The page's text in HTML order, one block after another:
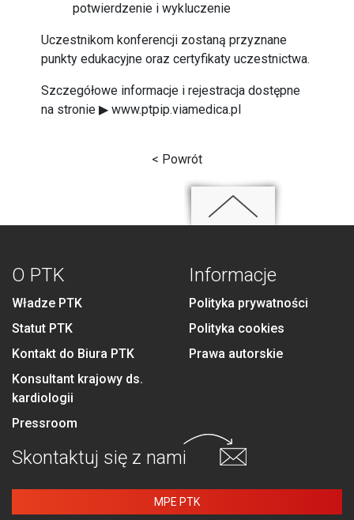
potwierdzenie i wykluczenie
Uczestnikom konferencji zostaną przyznane
punkty edukacyjne oraz certyfikaty uczestnictwa.
Szczegółowe informacje i rejestracja dostępne
na stronie ▶ www.ptpip.viamedica.pl
< Powrót
O PTK
Władze PTK
Statut PTK
Kontakt do Biura PTK
Konsultant krajowy ds.
kardiologii
Pressroom
Informacje
Polityka prywatności
Polityka cookies
Prawa autorskie
Skontaktuj się z nami
MPE PTK